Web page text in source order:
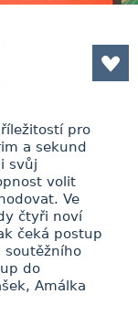
pro
a sekund
svůj
volit
Ve
čtyři noví
čeká postup
soutěžního
do
Amálka